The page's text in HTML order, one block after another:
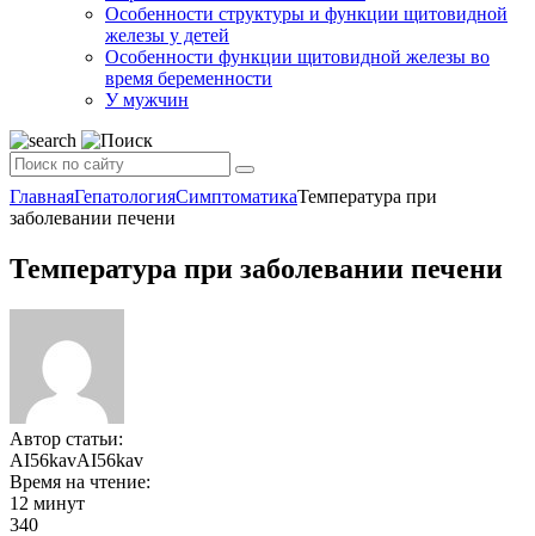
Особенности структуры и функции щитовидной
железы у детей
Особенности функции щитовидной железы во
время беременности
У мужчин
ГлавнаяГепатологияСимптоматикаТемпература при
заболевании печени
Температура при заболевании печени
Автор статьи:
AI56kavAI56kav
Время на чтение:
12 минут
340